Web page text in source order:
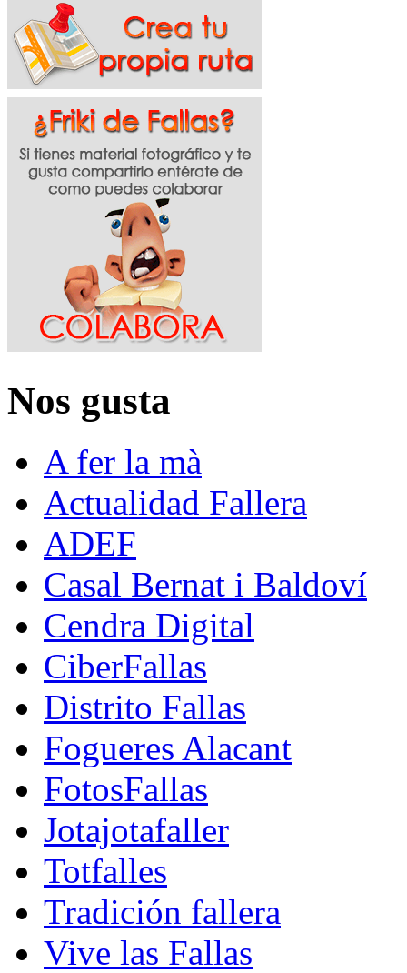
Nos gusta
A fer la mà
Actualidad Fallera
ADEF
Casal Bernat i Baldoví
Cendra Digital
CiberFallas
Distrito Fallas
Fogueres Alacant
FotosFallas
Jotajotafaller
Totfalles
Tradición fallera
Vive las Fallas